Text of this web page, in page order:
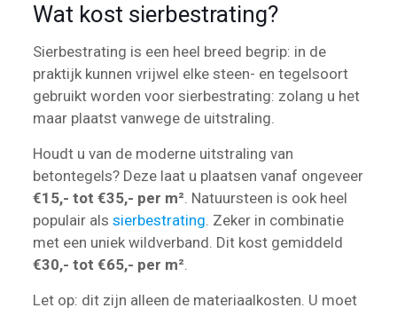
Wat kost sierbestrating?
Sierbestrating is een heel breed begrip: in de
praktijk kunnen vrijwel elke steen- en tegelsoort
gebruikt worden voor sierbestrating: zolang u het
maar plaatst vanwege de uitstraling.
Houdt u van de moderne uitstraling van
betontegels? Deze laat u plaatsen vanaf ongeveer
€15,- tot €35,- per m². Natuursteen is ook heel
populair als sierbestrating. Zeker in combinatie
met een uniek wildverband. Dit kost gemiddeld
€30,- tot €65,- per m².
Let op: dit zijn alleen de materiaalkosten. U moet